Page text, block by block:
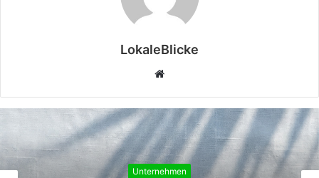
LokaleBlicke
Webseite
Unternehmen